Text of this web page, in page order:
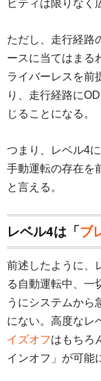
ビティは限りなく
ただし、走行経路
ースに当てはまる
ライバーレスを前
り、走行経路に
じることになる。
つまり、レベル4
手動運転の存在を
と言える。
レベル4は「 ブ
前述したように、
る自動運転中、一
うにシステムから
にない。高度なレ
イズオフはもちろ
インオフ」が可能